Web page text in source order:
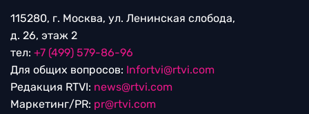
115280, г. Москва, ул. Ленинская слобода,
д. 26, этаж 2
тел: +7 (499) 579-86-96
Для общих вопросов: Infortvi@rtvi.com
Редакция RTVI: news@rtvi.com
Маркетинг/PR: pr@rtvi.com